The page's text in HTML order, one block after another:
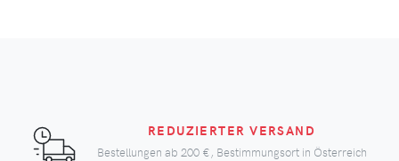
REDUZIERTER VERSAND
Bestellungen ab 200 €, Bestimmungsort in Österreich